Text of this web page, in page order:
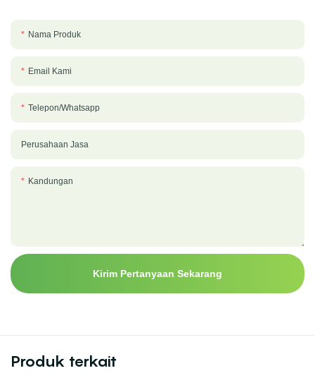
Nama Produk
Email Kami
Telepon/whatsapp
Perusahaan Jasa
Kandungan
Kirim Pertanyaan Sekarang
Produk terkait